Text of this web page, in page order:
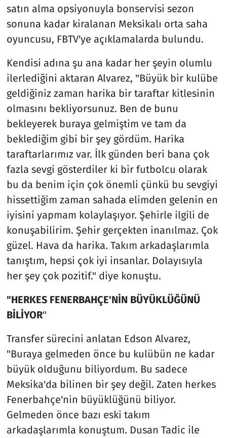
satın alma opsiyonuyla bonservisi sezon
sonuna kadar kiralanan Meksikalı orta saha
oyuncusu, FBTV'ye açıklamalarda bulundu.
Kendisi adına şu ana kadar her şeyin olumlu
ilerlediğini aktaran Alvarez, "Büyük bir kulübe
geldiğiniz zaman harika bir taraftar kitlesinin
olmasını bekliyorsunuz. Ben de bunu
bekleyerek buraya gelmiştim ve tam da
beklediğim gibi bir şey gördüm. Harika
taraftarlarımız var. İlk günden beri bana çok
fazla sevgi gösterdiler ki bir futbolcu olarak
bu da benim için çok önemli çünkü bu sevgiyi
hissettiğim zaman sahada elimden gelenin en
iyisini yapmam kolaylaşıyor. Şehirle ilgili de
konuşabilirim. Şehir gerçekten inanılmaz. Çok
güzel. Hava da harika. Takım arkadaşlarımla
tanıştım, hepsi çok iyi insanlar. Dolayısıyla
her şey çok pozitif." diye konuştu.
"HERKES FENERBAHÇE'NİN BÜYÜKLÜĞÜNÜ
BİLİYOR"
Transfer sürecini anlatan Edson Alvarez,
"Buraya gelmeden önce bu kulübün ne kadar
büyük olduğunu biliyordum. Bu sadece
Meksika'da bilinen bir şey değil. Zaten herkes
Fenerbahçe'nin büyüklüğünü biliyor.
Gelmeden önce bazı eski takım
arkadaşlarımla konuştum. Dusan Tadic ile
Seçim 2023
Spor
Teknoloji ve Bilim
Televizyon